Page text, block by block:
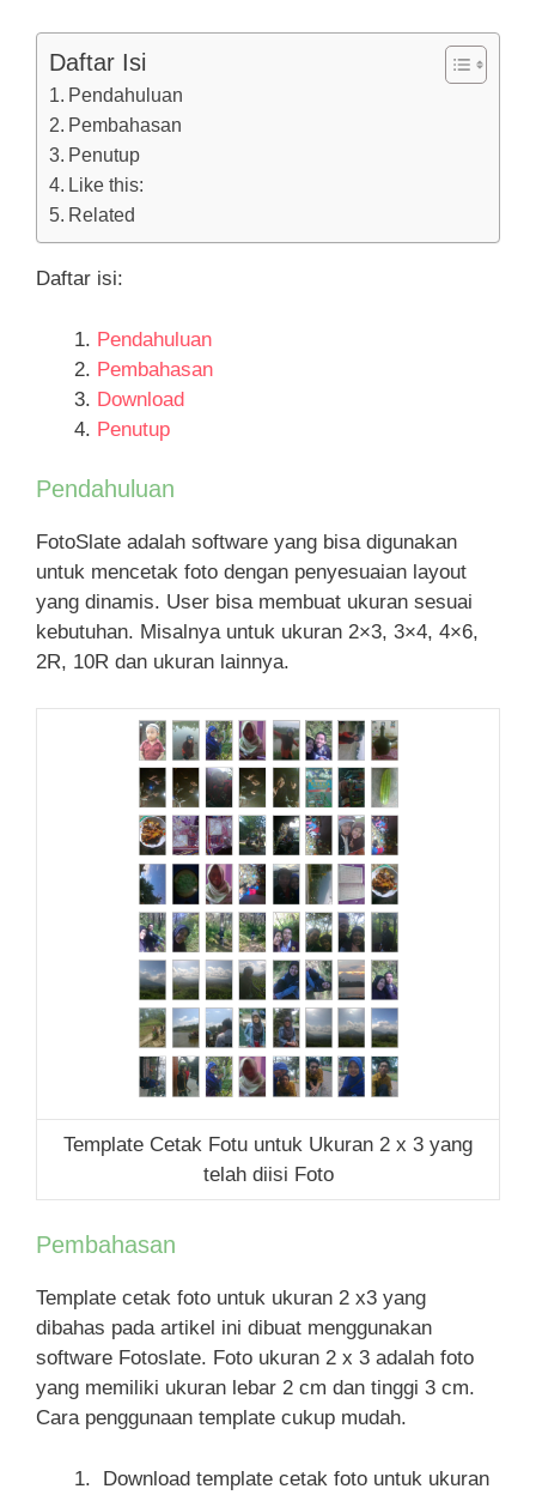
Daftar Isi
Pendahuluan
Pembahasan
Penutup
Like this:
Related
Daftar isi:
Pendahuluan
Pembahasan
Download
Penutup
Pendahuluan
FotoSlate adalah software yang bisa digunakan
untuk mencetak foto dengan penyesuaian layout
yang dinamis. User bisa membuat ukuran sesuai
kebutuhan. Misalnya untuk ukuran 2×3, 3×4, 4×6,
2R, 10R dan ukuran lainnya.
Template Cetak Fotu untuk Ukuran 2 x 3 yang
telah diisi Foto
Pembahasan
Template cetak foto untuk ukuran 2 x3 yang
dibahas pada artikel ini dibuat menggunakan
software Fotoslate. Foto ukuran 2 x 3 adalah foto
yang memiliki ukuran lebar 2 cm dan tinggi 3 cm.
Cara penggunaan template cukup mudah.
Download template cetak foto untuk ukuran